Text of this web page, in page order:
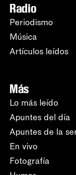
Radio
Periodismo
Música
Artículos leídos
Más
Lo más leído
Apuntes del día
Apuntes de la
En vivo
Fotografía